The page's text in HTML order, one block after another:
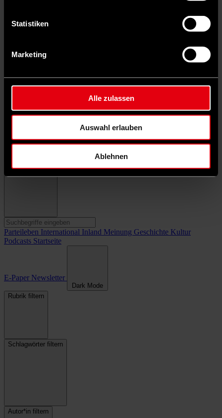
Statistiken
Marketing
Alle zulassen
Auswahl erlauben
Ablehnen
Parteileben International Inland Meinung Geschichte Kultur
Podcasts Startseite
E-Paper Newsletter
Dark Mode
Rubrik filtern
Schlagwörter filtern
Autor*in filtern